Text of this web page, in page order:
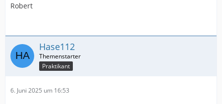
Robert
Hase112
Praktikant
6. Juni 2025 um 16:53